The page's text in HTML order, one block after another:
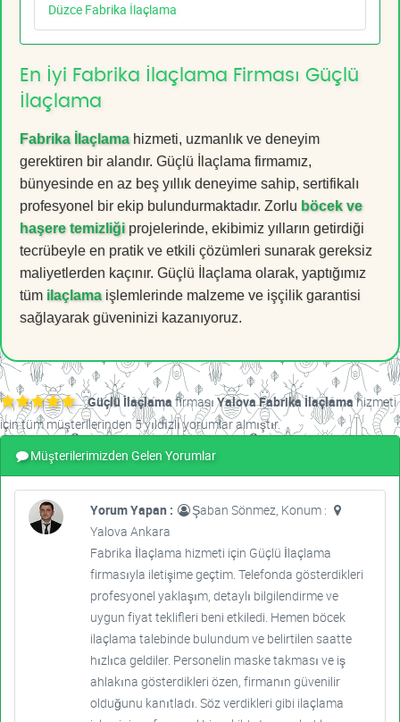
Düzce Fabrika İlaçlama
En İyi Fabrika İlaçlama Firması Güçlü
İlaçlama
Fabrika İlaçlamahizmeti, uzmanlık ve deneyim
gerektiren bir alandır. Güçlü İlaçlama firmamız,
bünyesinde en az beş yıllık deneyime sahip, sertifikalı
profesyonel bir ekip bulundurmaktadır. Zorlu böcek ve
haşere temizliği projelerinde, ekibimiz yılların getirdiği
tecrübeyle en pratik ve etkili çözümleri sunarak gereksiz
maliyetlerden kaçınır. Güçlü İlaçlama olarak, yaptığımız
tüm ilaçlamaişlemlerinde malzeme ve işçilik garantisi
sağlayarak güveninizi kazanıyoruz.
Güçlü İlaçlamafirması Yalova Fabrika İlaçlamahizmeti
için tüm müşterilerinden 5 yıldızlı yorumlar almıştır.
Müşterilerimizden Gelen Yorumlar
Yorum Yapan :
Şaban Sönmez, Konum :
Yalova Ankara
Fabrika İlaçlama hizmeti için Güçlü İlaçlama
firmasıyla iletişime geçtim. Telefonda gösterdikleri
profesyonel yaklaşım, detaylı bilgilendirme ve
uygun fiyat teklifleri beni etkiledi. Hemen böcek
ilaçlama talebinde bulundum ve belirtilen saatte
hızlıca geldiler. Personelin maske takması ve iş
ahlakına gösterdikleri özen, firmanın güvenilir
olduğunu kanıtladı. Söz verdikleri gibi ilaçlama